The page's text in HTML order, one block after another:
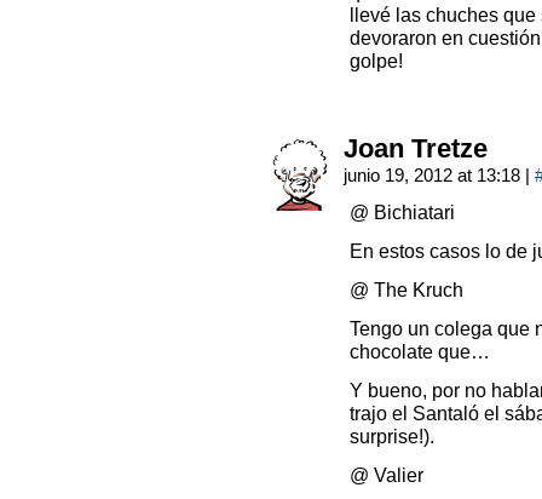
llevé las chuches
devoraron en
golpe!
Joan Tretze
junio 19, 2012 at 13:18 |
@ Bichiatari
En estos casos lo de
@ The Kruch
Tengo un colega que
chocolate que…
Y bueno, por no
trajo el Santaló el
surprise!).
@ Valier